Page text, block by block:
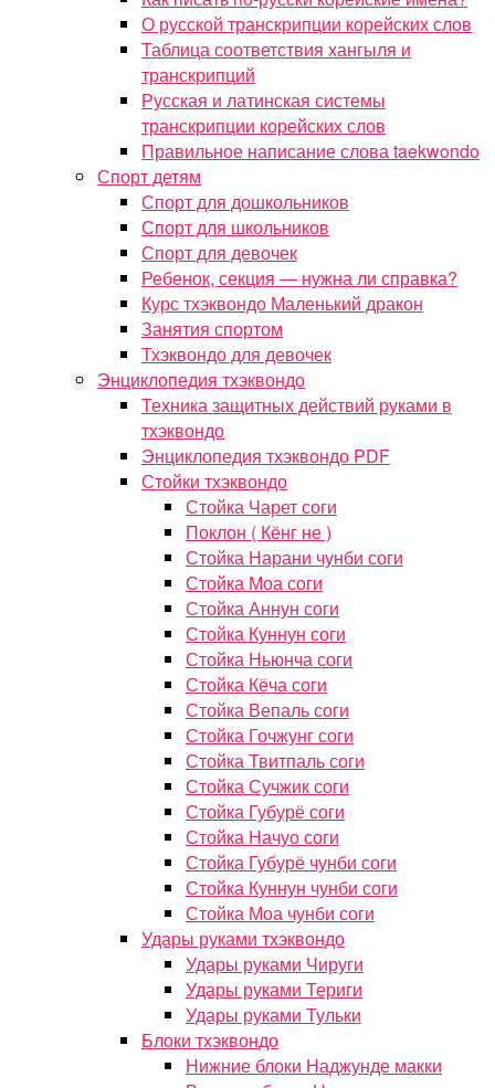
О русской транскрипции корейских слов
Таблица соответствия хангыля и
транскрипций
Русская и латинская системы
транскрипции корейских слов
Правильное написание слова taekwondo
Спорт детям
Спорт для дошкольников
Спорт для школьников
Спорт для девочек
Ребенок, секция — нужна ли справка?
Курс тхэквондо Маленький дракон
Занятия спортом
Тхэквондо для девочек
Энциклопедия тхэквондо
Техника защитных действий руками в
тхэквондо
Энциклопедия тхэквондо PDF
Стойки тхэквондо
Стойка Чарет соги
Поклон ( Кёнг не )
Стойка Нарани чунби соги
Стойка Моа соги
Стойка Аннун соги
Стойка Куннун соги
Стойка Ньюнча соги
Стойка Кёча соги
Стойка Вепаль соги
Стойка Гочжунг соги
Стойка Твитпаль соги
Стойка Сучжик соги
Стойка Губурё соги
Стойка Начуо соги
Стойка Губурё чунби соги
Стойка Куннун чунби соги
Стойка Моа чунби соги
Удары руками тхэквондо
Удары руками Чируги
Удары руками Териги
Удары руками Тульки
Блоки тхэквондо
Нижние блоки Наджунде макки